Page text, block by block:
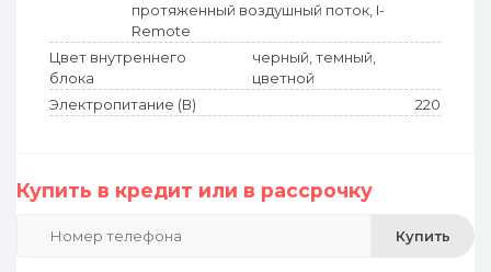
протяженный воздушный поток, I-
Remote
Цвет внутреннего
блока
черный , темный,
цветной
Электропитание (В)
220
Купить в кредит или в рассрочку
Купить